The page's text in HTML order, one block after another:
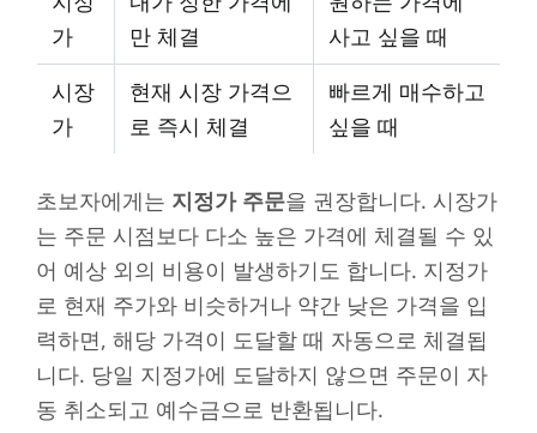
가
만 체결
사고 싶을 때
시장
가
현재 시장 가격으
로 즉시 체결
빠르게 매수하고
싶을 때
초보자에게는 지정가 주문을 권장합니다. 시장가
는 주문 시점보다 다소 높은 가격에 체결될 수 있
어 예상 외의 비용이 발생하기도 합니다. 지정가
로 현재 주가와 비슷하거나 약간 낮은 가격을 입
력하면, 해당 가격이 도달할 때 자동으로 체결됩
니다. 당일 지정가에 도달하지 않으면 주문이 자
동 취소되고 예수금으로 반환됩니다.